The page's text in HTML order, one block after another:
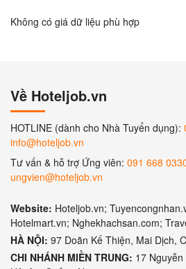
Không có giá dữ liệu phù hợp
Về Hoteljob.vn
HOTLINE (dành cho Nhà Tuyển dụng):
info@hoteljob.vn
Tư vấn & hỗ trợ Ứng viên: 091 668
ungvien@hoteljob.vn
Website: Hoteljob.vn;
Hotelmart.vn; Nghekhachsan.com;
HÀ NỘI: 97 Doãn Kế Thiện, Mai Dịch,
CHI NHÁNH MIỀN TRUNG: 17